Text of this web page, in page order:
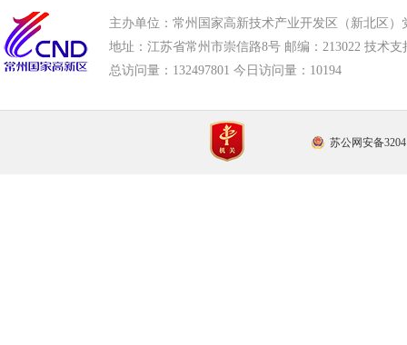
主办单位：常州国家高新技术产业开发区（新北区）
地址：江苏省常州市崇信路8号 邮编：213022 技术支
总访问量： 132497801 今日访问量： 10194
苏公网安备